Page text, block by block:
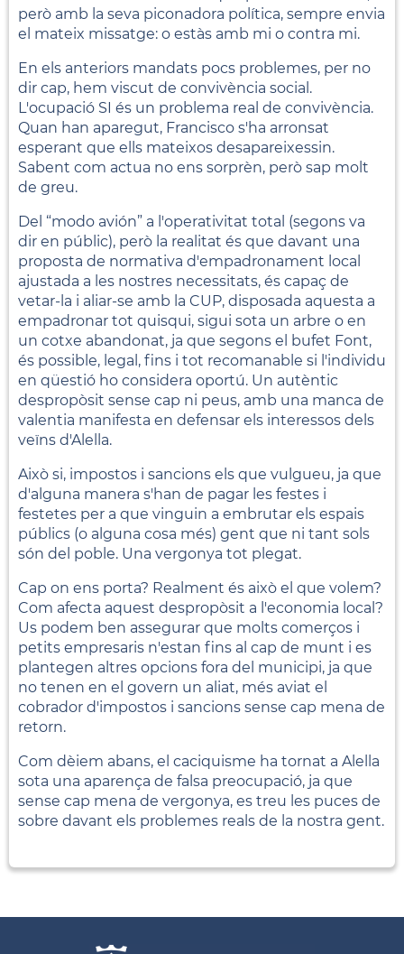
però amb la seva piconadora política, sempre envia
el mateix missatge: o estàs amb mi o contra mi.
En els anteriors mandats pocs problemes, per no
dir cap, hem viscut de convivència social.
L'ocupació SI és un problema real de convivència.
Quan han aparegut, Francisco s'ha arronsat
esperant que ells mateixos desapareixessin.
Sabent com actua no ens sorprèn, però sap molt
de greu.
Del “modo avión” a l'operativitat total (segons va
dir en públic), però la realitat és que davant una
proposta de normativa d'empadronament local
ajustada a les nostres necessitats, és capaç de
vetar-la i aliar-se amb la CUP, disposada aquesta a
empadronar tot quisqui, sigui sota un arbre o en
un cotxe abandonat, ja que segons el bufet Font,
és possible, legal, fins i tot recomanable si l'individu
en qüestió ho considera oportú. Un autèntic
despropòsit sense cap ni peus, amb una manca de
valentia manifesta en defensar els interessos dels
veïns d'Alella.
Això si, impostos i sancions els que vulgueu, ja que
d'alguna manera s'han de pagar les festes i
festetes per a que vinguin a embrutar els espais
públics (o alguna cosa més) gent que ni tant sols
són del poble. Una vergonya tot plegat.
Cap on ens porta? Realment és això el que volem?
Com afecta aquest despropòsit a l'economia local?
Us podem ben assegurar que molts comerços i
petits empresaris n'estan fins al cap de munt i es
plantegen altres opcions fora del municipi, ja que
no tenen en el govern un aliat, més aviat el
cobrador d'impostos i sancions sense cap mena de
retorn.
Com dèiem abans, el caciquisme ha tornat a Alella
sota una aparença de falsa preocupació, ja que
sense cap mena de vergonya, es treu les puces de
sobre davant els problemes reals de la nostra gent.